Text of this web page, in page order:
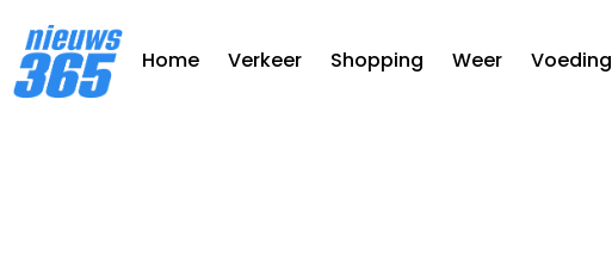
Home Verkeer Shopping Weer Voeding